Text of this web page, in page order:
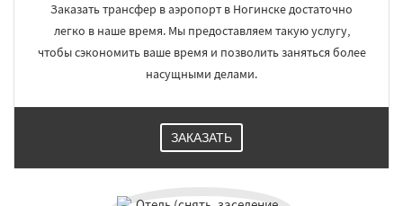
Заказать трансфер в аэропорт в Ногинске достаточно
легко в наше время. Мы предоставляем такую услугу,
чтобы сэкономить ваше время и позволить заняться более
насущными делами.
ЗАКАЗАТЬ